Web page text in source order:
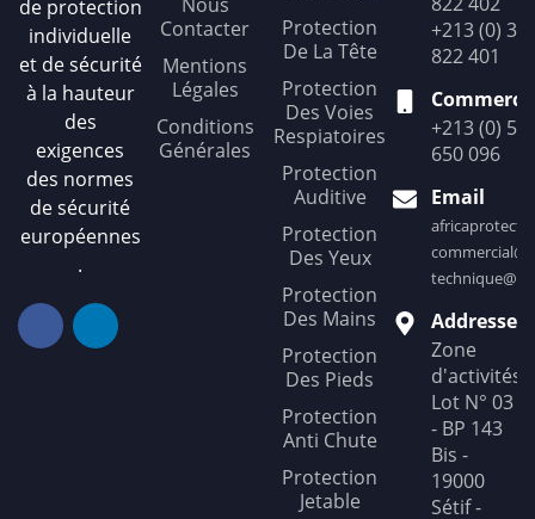
de protection
individuelle
et de sécurité
à la hauteur
des
exigences
des normes
de sécurité
européennes
.
Contacter
Mentions
Légales
Conditions
Générales
Protection
De La Tête
Protection
Des Voies
Respiatoires
Protection
Auditive
Protection
Des Yeux
Protection
Des Mains
Protection
Des Pieds
Protection
Anti Chute
Protection
Jetable
+213 (0) 36
822 401
+213 (0)
650 096
Email
Addresse
Zone
d'activités
Lot N° 03
- BP 143
Bis -
19000
Sétif -